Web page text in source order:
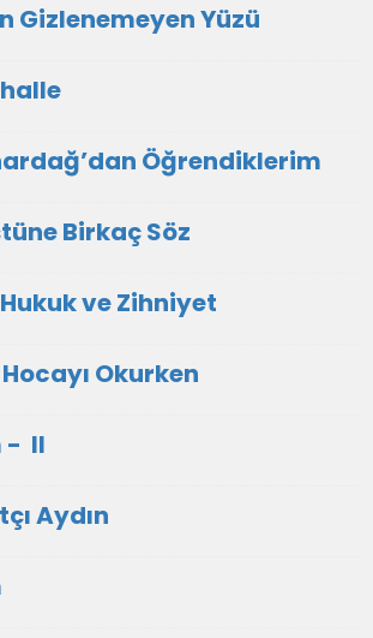
Gizlenemeyen Yüzü
Öğrendiklerim
Birkaç Söz
ve Zihniyet
Okurken
- II
Aydın